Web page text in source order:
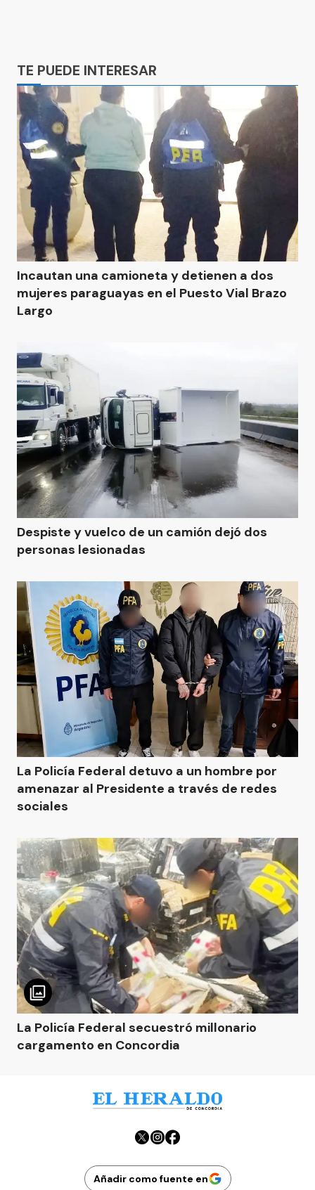
TE PUEDE INTERESAR
Incautan una camioneta y detienen a dos
mujeres paraguayas en el Puesto Vial Brazo
Largo
Despiste y vuelco de un camión dejó dos
personas lesionadas
La Policía Federal detuvo a un hombre por
amenazar al Presidente a través de redes
sociales
La Policía Federal secuestró millonario
cargamento en Concordia
Añadir como fuente en